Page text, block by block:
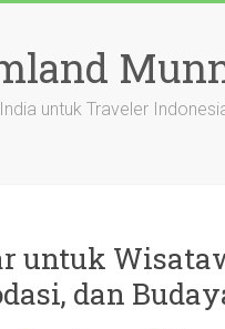
untuk Traveler
untuk
dan